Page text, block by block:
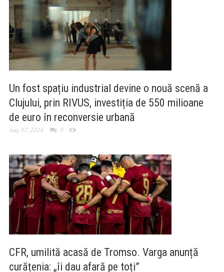
Un fost spațiu industrial devine o nouă scenă a
Clujului, prin RIVUS, investiția de 550 milioane
de euro în reconversie urbană
aug. 07, 2026 0
CFR, umilită acasă de Tromso. Varga anunță
curățenia: „îi dau afară pe toți”